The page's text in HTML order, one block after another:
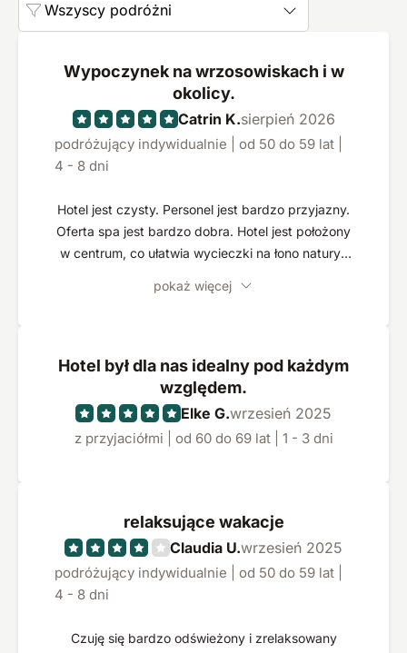
Wszyscy podróżni
Wypoczynek na wrzosowiskach i w
okolicy.
Catrin K.sierpień 2026
podróżujący indywidualnie | od 50 do 59 lat |
4 - 8 dni
Hotel jest czysty. Personel jest bardzo przyjazny.
Oferta spa jest bardzo dobra. Hotel jest położony
w centrum, co ułatwia wycieczki na łono natury i
pokaż więcej
Hotel był dla nas idealny pod każdym
względem.
Elke G.wrzesień 2025
z przyjaciółmi | od 60 do 69 lat | 1 - 3 dni
relaksujące wakacje
Claudia U.wrzesień 2025
podróżujący indywidualnie | od 50 do 59 lat |
4 - 8 dni
Czuję się bardzo odświeżony i zrelaksowany